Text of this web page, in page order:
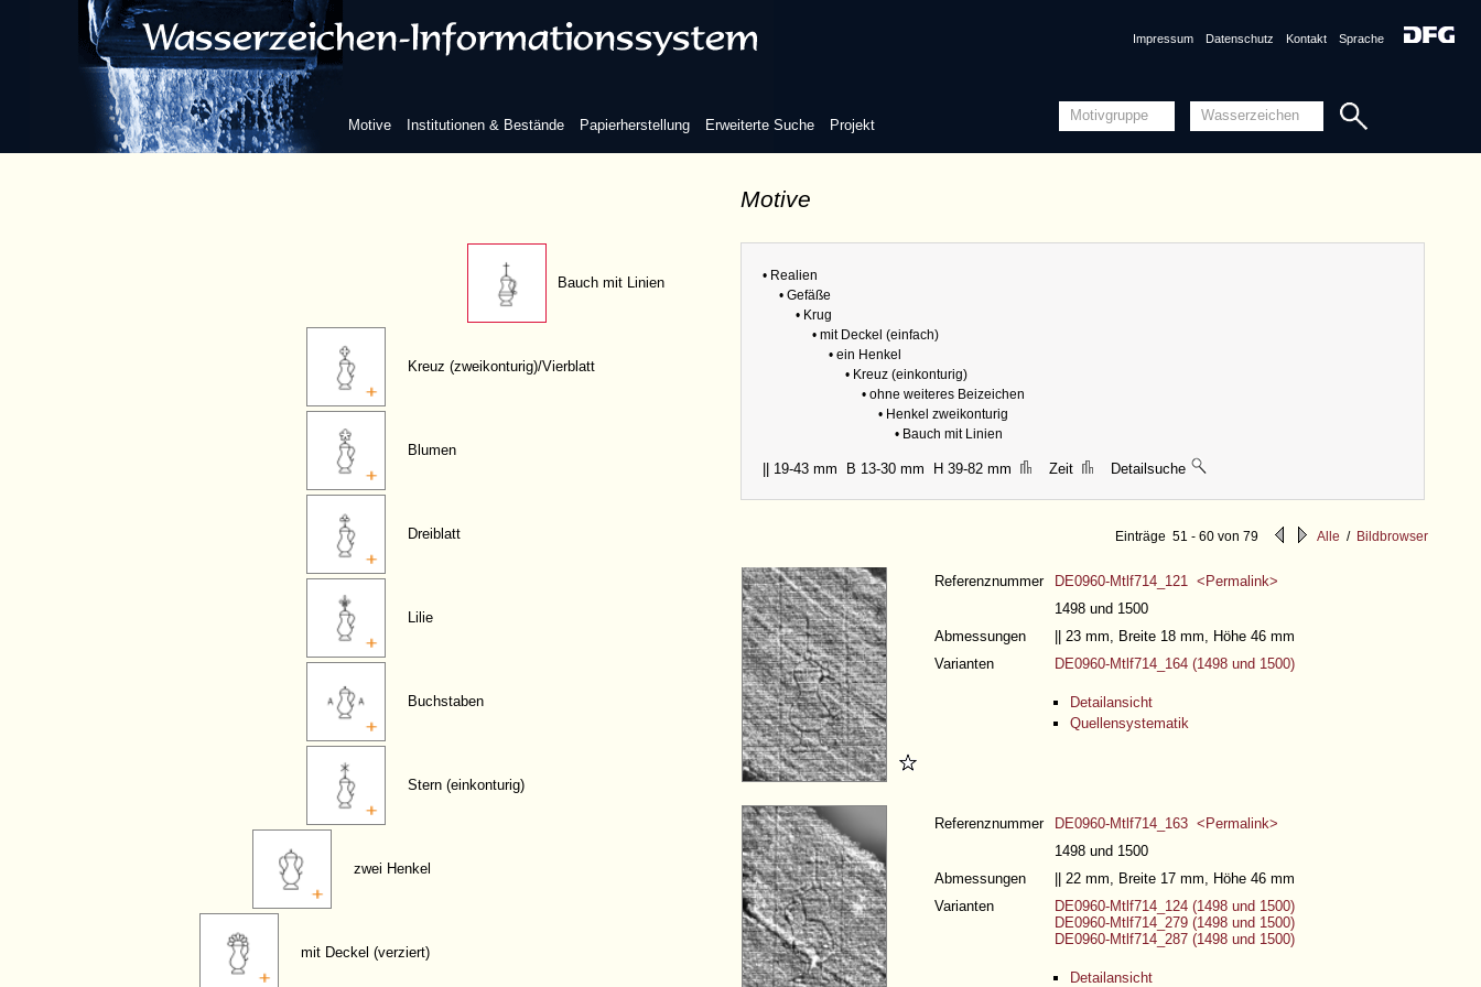
Motive Institutionen & Bestände Papierherstellung Erweiterte Suche Projekt
Impressum Datenschutz Kontakt Sprache
Motive
ohne weiteres Beizeichen
Henkel einkonturig
Bauch mit Linien
Kreuz (zweikonturig)/Vierblatt
Blumen
Dreiblatt
Lilie
Buchstaben
Stern (einkonturig)
zwei Henkel
mit Deckel (verziert)
• Realien
• Gefäße
• Krug
• mit Deckel (einfach)
• ein Henkel
• Kreuz (einkonturig)
• ohne weiteres Beizeichen
• Henkel zweikonturig
• Bauch mit Linien
|| 19-43 mm B 13-30 mm H 39-82 mm Zeit Detailsuche
Einträge 51 - 60 von 79 Alle / Bildbrowser
Abmessungen
Varianten
Referenznummer
DE0960-Mtlf714_121 <Permalink>
1498 und 1500
Abmessungen
|| 23 mm, Breite 18 mm, Höhe 46 mm
Varianten
DE0960-Mtlf714_164 (1498 und 1500)
Detailansicht
Quellensystematik
Referenznummer
DE0960-Mtlf714_163 <Permalink>
1498 und 1500
Abmessungen
|| 22 mm, Breite 17 mm, Höhe 46 mm
Varianten
DE0960-Mtlf714_124 (1498 und 1500)
DE0960-Mtlf714_279 (1498 und 1500)
DE0960-Mtlf714_287 (1498 und 1500)
Detailansicht